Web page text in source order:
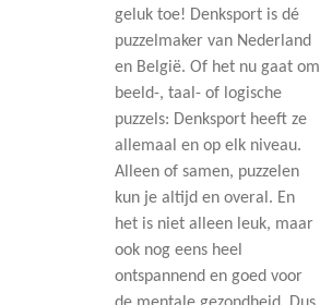
geluk toe! Denksport is dé
puzzelmaker van Nederland
en België. Of het nu gaat om
beeld-, taal- of logische
puzzels: Denksport heeft ze
allemaal en op elk niveau.
Alleen of samen, puzzelen
kun je altijd en overal. En
het is niet alleen leuk, maar
ook nog eens heel
ontspannend en goed voor